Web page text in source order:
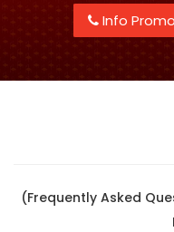
Info Promo
(Frequently Asked